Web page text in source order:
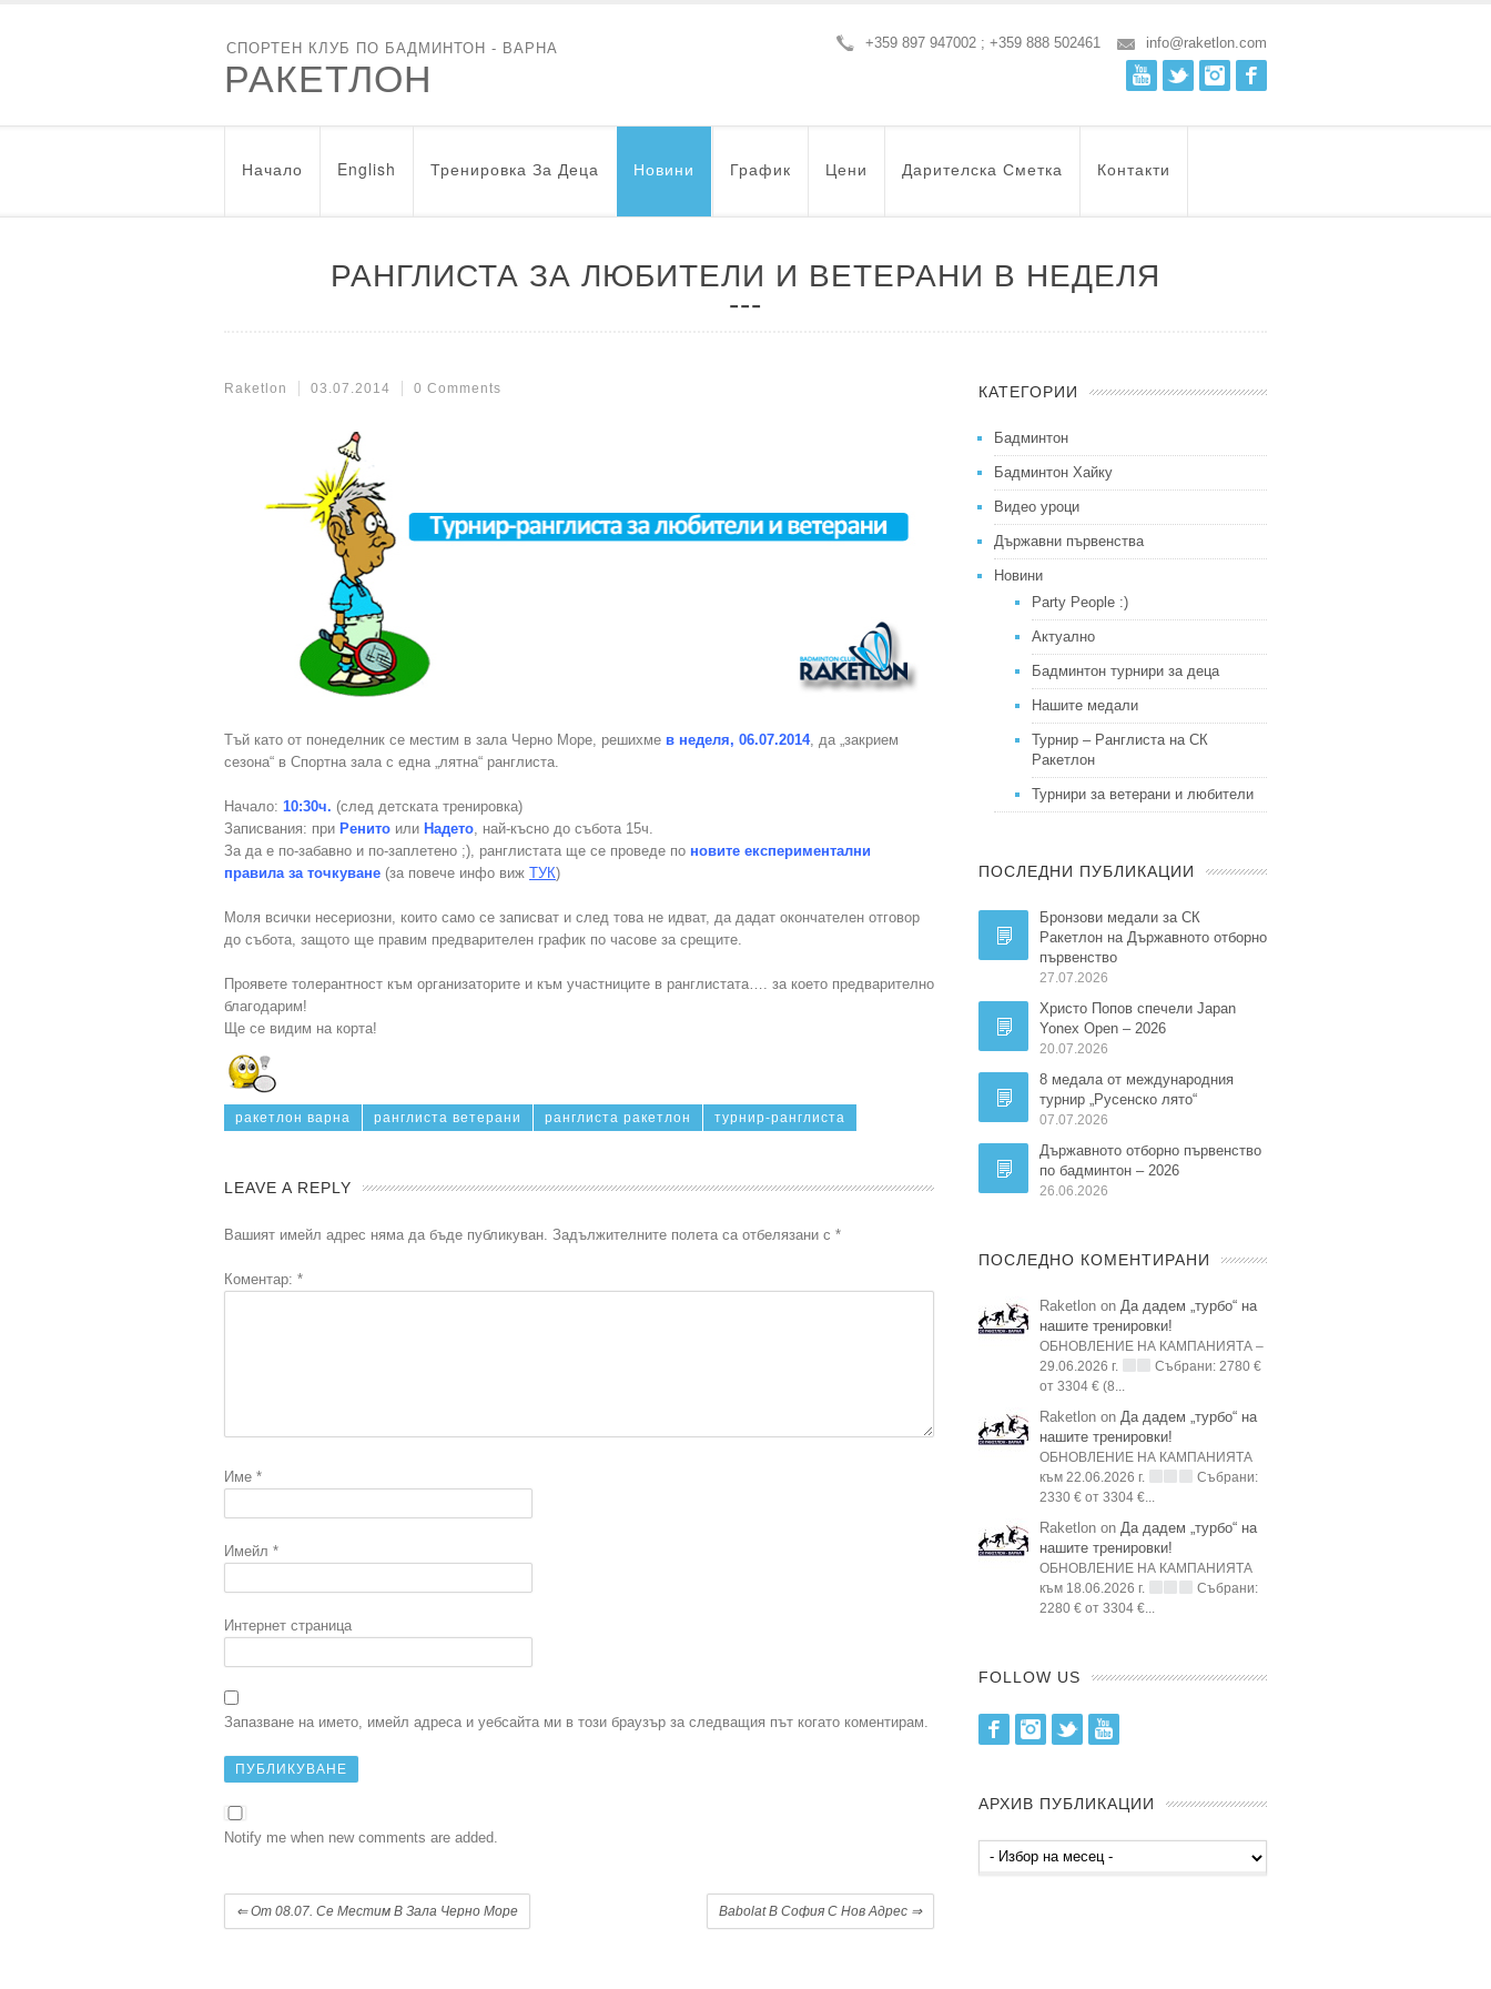
СПОРТЕН КЛУБ ПО БАДМИНТОН - ВАРНА
РАКЕТЛОН
+359 897 947002 ; +359 888 502461
info@raketlon.com
Instagram
Twitter
Youtube
Начало English Тренировка За Деца Новини График Цени Дарителска Сметка Контакти
РАНГЛИСТА ЗА ЛЮБИТЕЛИ И ВЕТЕРАНИ В НЕДЕЛЯ
Raketlon 03.07.2014 0 Comments
Тъй като от понеделник се местим в зала Черно Море, решихме в неделя, 06.07.2014, да „закрием
сезона“ в Спортна зала с една „лятна“ ранглиста.
Начало: 10:30ч. (след детската тренировка)
Записвания: при Ренито или Надето , най-късно до събота 15ч.
За да е по-забавно и по-заплетено ;), ранглистата ще се проведе по новите експериментални
правила за точкуване (за повече инфо виж ТУК)
Моля всички несериозни, които само се записват и след това не идват, да дадат окончателен отговор
до събота, защото ще правим предварителен график по часове за срещите.
Проявете толерантност към организаторите и към участниците в ранглистата…. за което предварително
благодарим!
Ще се видим на корта!
ракетлон варна ранглиста ветерани ранглиста ракетлон турнир-ранглиста
LEAVE A REPLY
Вашият имейл адрес няма да бъде публикуван. Задължителните полета са отбелязани с *
Коментар: *
Име *
Имейл *
Интернет страница
Запазване на името, имейл адреса и уебсайта ми в този браузър за следващия път когато коментирам.
Notify me when new comments are added.
⇐От 08.07. Се Местим В Зала Черно Море Babolat В София С Нов Адрес ⇒
КАТЕГОРИИ
Бадминтон
Бадминтон Хайку
Видео уроци
Държавни първенства
Новини
Party People :)
Актуално
Бадминтон турнири за деца
Нашите медали
Турнир – Ранглиста на СК
Ракетлон
Турнири за ветерани и любители
ПОСЛЕДНИ ПУБЛИКАЦИИ
Бронзови медали за СК
Ракетлон на Държавното отборно
първенство
27.07.2026
Христо Попов спечели Japan
Yonex Open – 2026
20.07.2026
8 медала от международния
турнир „Русенско лято“
07.07.2026
Държавното отборно първенство
по бадминтон – 2026
26.06.2026
ПОСЛЕДНО КОМЕНТИРАНИ
Raketlon on Да дадем „турбо“ на
нашите тренировки!
ОБНОВЛЕНИЕ НА КАМПАНИЯТА –
29.06.2026 г.
Събрани: 2780 €
от 3304 € (8...
Raketlon on Да дадем „турбо“ на
нашите тренировки!
ОБНОВЛЕНИЕ НА КАМПАНИЯТА
към 22.06.2026 г.
Събрани:
2330 € от 3304 €...
Raketlon on Да дадем „турбо“ на
нашите тренировки!
ОБНОВЛЕНИЕ НА КАМПАНИЯТА
към 18.06.2026 г.
Събрани:
2280 € от 3304 €...
FOLLOW US
FacebookInstagram
Twitter
АРХИВ ПУБЛИКАЦИИ
Архив
публикации